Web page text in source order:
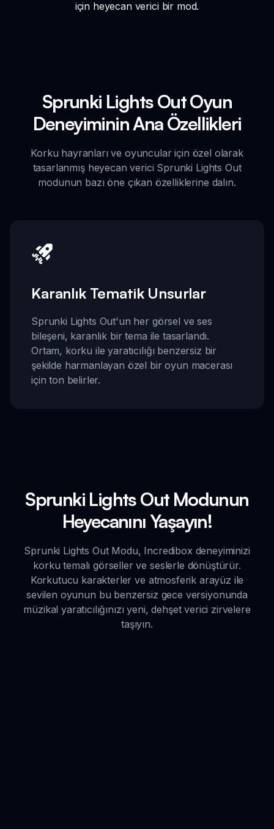
için heyecan verici bir mod.
Sprunki Lights Out Oyun
Deneyiminin Ana Özellikleri
Korku hayranları ve oyuncular için özel olarak
tasarlanmış heyecan verici Sprunki Lights Out
modunun bazı öne çıkan özelliklerine dalın.
Karanlık Tematik Unsurlar
Sprunki Lights Out'un her görsel ve ses
bileşeni, karanlık bir tema ile tasarlandı.
Ortam, korku ile yaratıcılığı benzersiz bir
şekilde harmanlayan özel bir oyun macerası
için ton belirler.
Sprunki Lights Out Modunun
Heyecanını Yaşayın!
Sprunki Lights Out Modu, Incredibox deneyiminizi
korku temalı görseller ve seslerle dönüştürür.
Korkutucu karakterler ve atmosferik arayüz ile
sevilen oyunun bu benzersiz gece versiyonunda
müzikal yaratıcılığınızı yeni, dehşet verici zirvelere
taşıyın.